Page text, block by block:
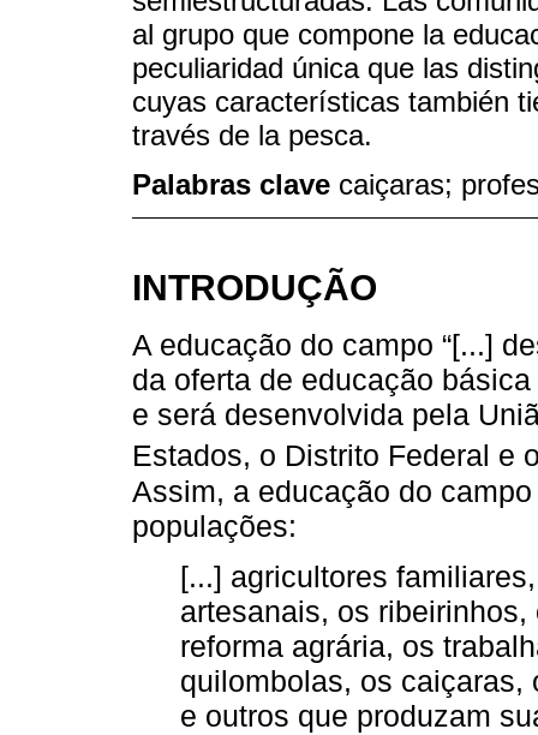
al grupo que compone la
peculiaridad única que las
cuyas características también
través de la pesca.
Palabras clave caiçaras;
INTRODUÇÃO
A educação do campo “[...]
da oferta de educação
e será desenvolvida pela
Estados, o Distrito Federal e
Assim, a educação do
populações:
[...] agricultores
artesanais, os
reforma agrária, os
quilombolas, os caiçaras,
e outros que produzam